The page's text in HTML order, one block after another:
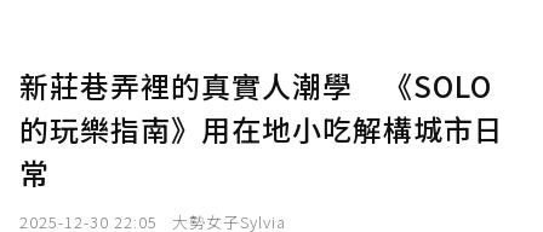
新莊巷弄裡的真實人潮學 《SOLO
的玩樂指南》用在地小吃解構城市日
常
2025-12-30 22:05 大勢女子Sylvia